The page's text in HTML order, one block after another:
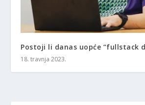
Postoji li danas uopće “fullstack
18. travnja 2023.